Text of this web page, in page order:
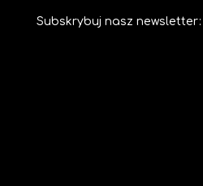
Subskrybuj nasz newsletter: